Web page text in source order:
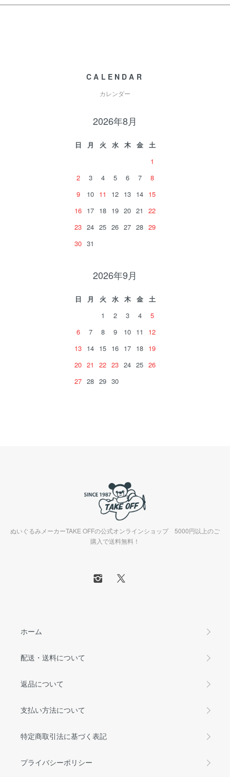
CALENDAR
カレンダー
2026年8月
日 月 火 水 木 金
土
1
2
3 4 5 6 7
8
9
10 11 12 13 14 15
16 17 18 19 20 21
22
23 24 25 26 27 28 29
30 31
2026年9月
日 月 火 水 木 金
土
1
2 3 4
5
6
7 8 9 10 11
12
13 14 15 16 17 18 19
20 21 22 23 24 25 26
27 28 29 30
ぬいぐるみメーカーTAKE OFFの公式オンラインショップ 5000円以上のご
購入で送料無料！
ホーム
配送・送料について
返品について
支払い方法について
特定商取引法に基づく表記
プライバシーポリシー